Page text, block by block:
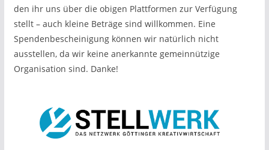
den ihr uns über die obigen Plattformen zur Verfügung
stellt – auch kleine Beträge sind willkommen. Eine
Spendenbescheinigung können wir natürlich nicht
ausstellen, da wir keine anerkannte gemeinnützige
Organisation sind. Danke!